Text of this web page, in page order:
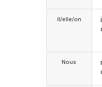
Il/elle/on
Nous